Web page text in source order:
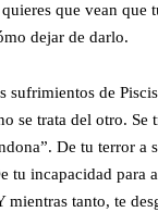
que vean que
dejar de darlo.
sufrimientos de
se trata del otro. Se
De tu terror a
tu incapacidad para
mientras tanto, te